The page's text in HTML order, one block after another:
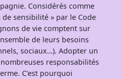
Considérés comme
sensibilité » par le Code
de vie comptent sur
de leurs besoins
sociaux…). Adopter un
responsabilités
C’est pourquoi